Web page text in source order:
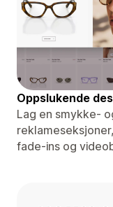
Oppslukende
Lag en smykke-
fade-ins og